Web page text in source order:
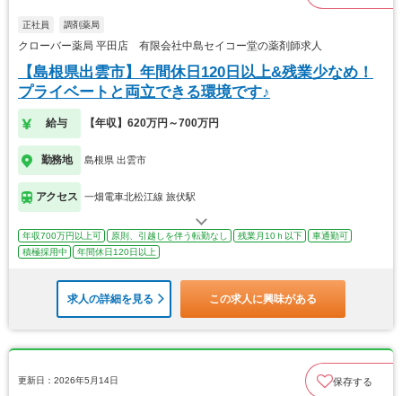
正社員 調剤薬局
クローバー薬局 平田店 有限会社中島セイコー堂の薬剤師求人
【島根県出雲市】年間休日120日以上&残業少なめ！
プライベートと両立できる環境です♪
給与 【年収】620万円～700万円
勤務地 島根県 出雲市
アクセス 一畑電車北松江線 旅伏駅
年収700万円以上可 原則、引越しを伴う転勤なし 残業月10ｈ以下
車通勤可
積極採用中
年間休日120日以上
求人の詳細を見る この求人に興味がある
更新日：2026年5月14日 保存する